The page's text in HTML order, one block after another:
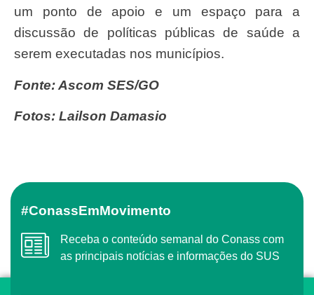
um ponto de apoio e um espaço para a
discussão de políticas públicas de saúde a
serem executadas nos municípios.
Fonte: Ascom SES/GO
Fotos: Lailson Damasio
#ConassEmMovimento
Receba o conteúdo semanal do Conass com
as principais notícias e informações do SUS